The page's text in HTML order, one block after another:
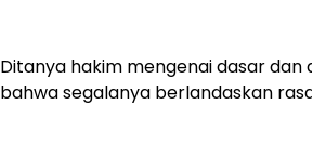
Ditanya hakim mengenai dasar
bahwa segalanya berlandaskan